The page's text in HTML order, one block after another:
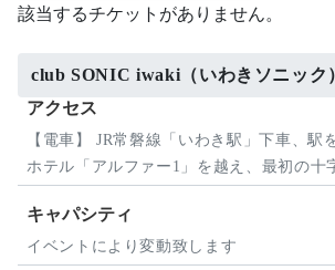
該当するチケットがありません。
club SONIC iwaki（いわきソニック
アクセス
【電車】 JR常磐線「いわき駅」下車、駅
ホテル「アルファー1」を越え、最初の十
キャパシティ
イベントにより変動致します